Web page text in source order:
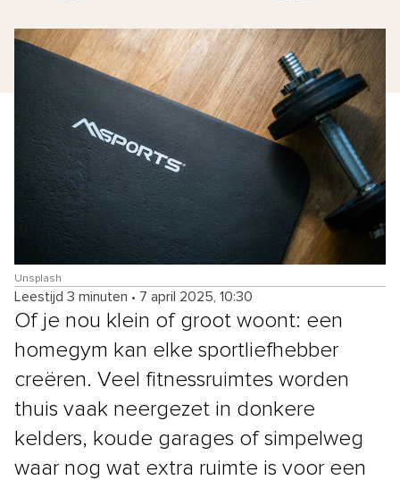
Unsplash
Leestijd 3 minuten • 7 april 2025, 10:30
Of je nou klein of groot woont: een
homegym kan elke sportliefhebber
creëren. Veel fitnessruimtes worden
thuis vaak neergezet in donkere
kelders, koude garages of simpelweg
waar nog wat extra ruimte is voor een